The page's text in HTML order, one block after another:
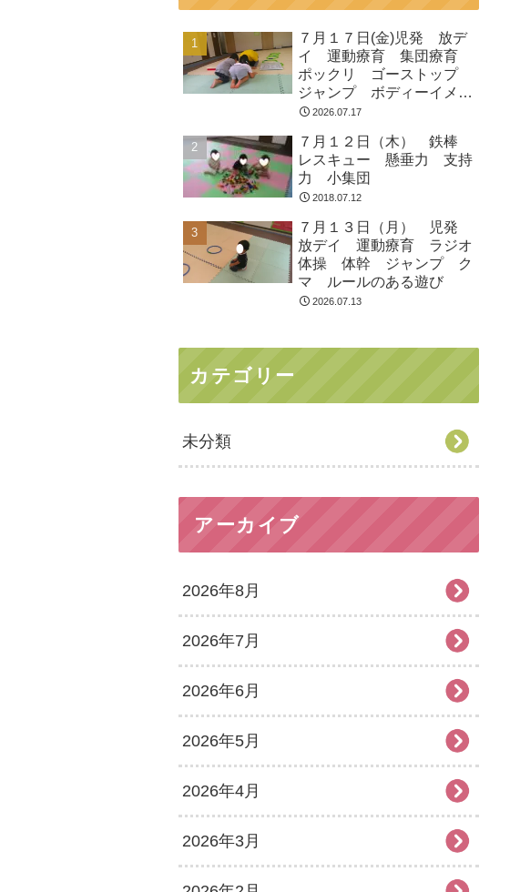
７月１７日(金)児発 放デ
イ 運動療育 集団療育
ポックリ ゴーストップ
ジャンプ ボディーイメー
ジ 2026.07.17
７月１２日（木） 鉄棒
レスキュー 懸垂力 支持
力 小集団
2018.07.12
７月１３日（月） 児発
放デイ 運動療育 ラジオ
体操 体幹 ジャンプ ク
マ ルールのある遊び
2026.07.13
カテゴリー
未分類
アーカイブ
2026年8月
2026年7月
2026年6月
2026年5月
2026年4月
2026年3月